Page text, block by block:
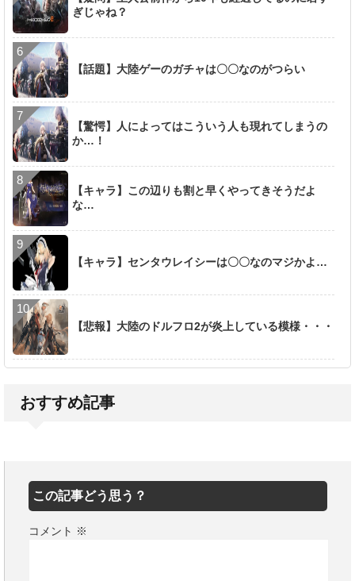
ぎじゃね？
【話題】大陸ゲーのガチャは〇〇なのがつらい
【驚愕】人によってはこういう人も現れてしまうの
か…！
【キャラ】この辺りも割と早くやってきそうだよ
な…
【キャラ】センタウレイシーは〇〇なのマジかよ…
【悲報】大陸のドルフロ2が炎上している模様・・・
おすすめ記事
この記事どう思う？
コメント ※